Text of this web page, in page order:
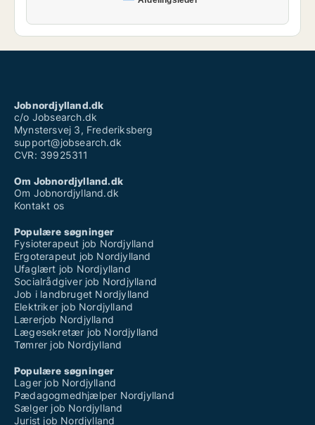
Jobnordjylland.dk
c/o Jobsearch.dk
Mynstersvej 3, Frederiksberg
support@jobsearch.dk
CVR: 39925311
Om Jobnordjylland.dk
Om Jobnordjylland.dk
Kontakt os
Populære søgninger
Fysioterapeut job Nordjylland
Ergoterapeut job Nordjylland
Ufaglært job Nordjylland
Socialrådgiver job Nordjylland
Job i landbruget Nordjylland
Elektriker job Nordjylland
Lærerjob Nordjylland
Lægesekretær job Nordjylland
Tømrer job Nordjylland
Populære søgninger
Lager job Nordjylland
Pædagogmedhjælper Nordjylland
Sælger job Nordjylland
Jurist job Nordjylland